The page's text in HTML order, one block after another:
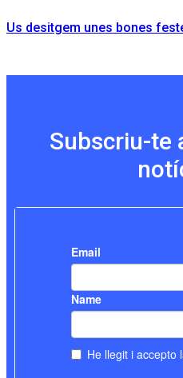
Us desitgem unes bones
Subscriu-te